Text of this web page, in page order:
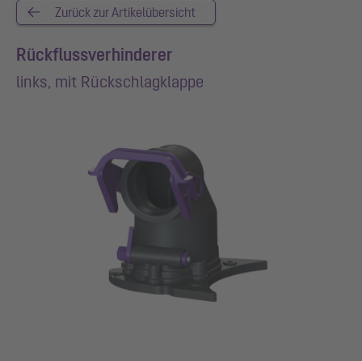
Zurück zur Artikelübersicht
Rückflussverhinderer
links, mit Rückschlagklappe